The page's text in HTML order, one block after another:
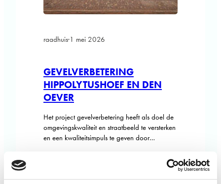
raadhuis·1 mei 2026
GEVELVERBETERING
HIPPOLYTUSHOEF EN DEN
OEVER
Het project gevelverbetering heeft als doel de
omgevingskwaliteit en straatbeeld te versterken
en een kwaliteitsimpuls te geven door
gevelinspiratieboeken wordt richting en